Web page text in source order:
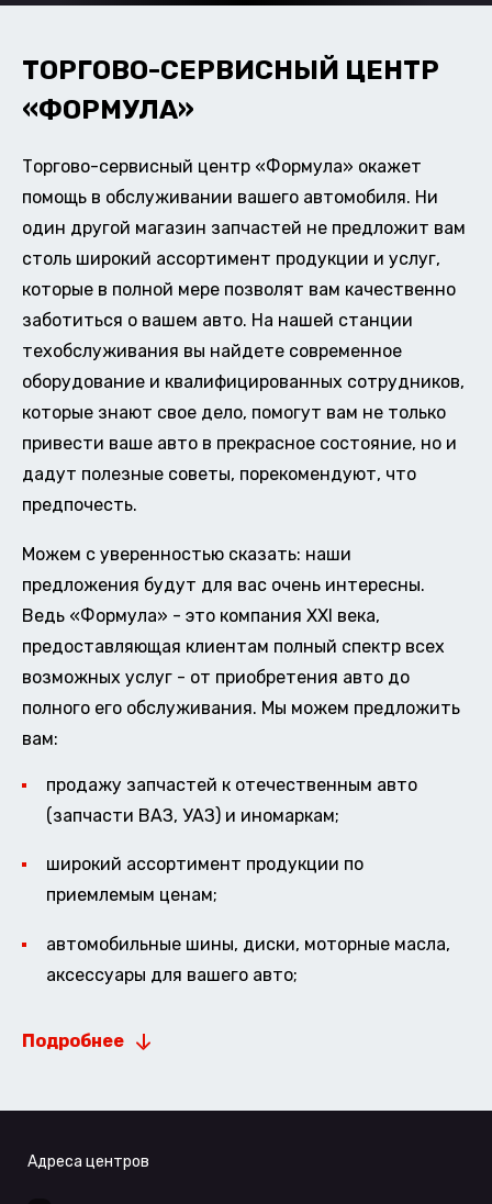
ТОРГОВО-СЕРВИСНЫЙ ЦЕНТР
«ФОРМУЛА»
Торгово-сервисный центр «Формула» окажет
помощь в обслуживании вашего автомобиля. Ни
один другой магазин запчастей не предложит вам
столь широкий ассортимент продукции и услуг,
которые в полной мере позволят вам качественно
заботиться о вашем авто. На нашей станции
техобслуживания вы найдете современное
оборудование и квалифицированных сотрудников,
которые знают свое дело, помогут вам не только
привести ваше авто в прекрасное состояние, но и
дадут полезные советы, порекомендуют, что
предпочесть.
Можем с уверенностью сказать: наши
предложения будут для вас очень интересны.
Ведь «Формула» - это компания XXI века,
предоставляющая клиентам полный спектр всех
возможных услуг - от приобретения авто до
полного его обслуживания. Мы можем предложить
вам:
продажу запчастей к отечественным авто
(запчасти ВАЗ, УАЗ) и иномаркам;
широкий ассортимент продукции по
приемлемым ценам;
автомобильные шины, диски, моторные масла,
аксессуары для вашего авто;
Подробнее
Адреса центров